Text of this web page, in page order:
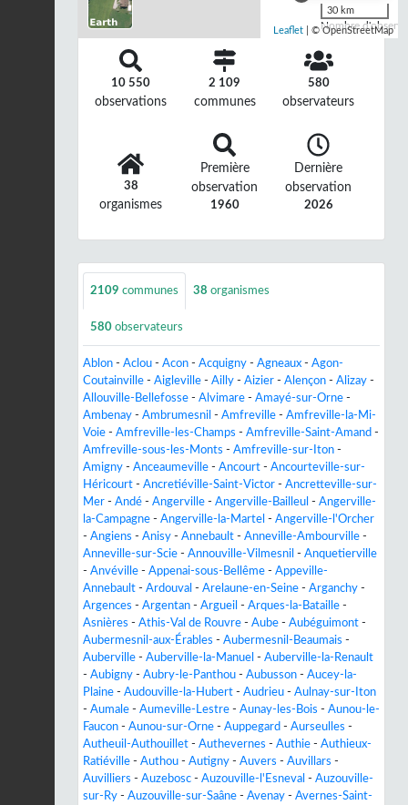
Nombre
30 km
Leaflet | © OpenStreetMap
10 550
observations
2 109
communes
580
observateurs
38
organismes
Première
observation
1960
Dernière
observation
2026
2109 communes 38 organismes
580 observateurs
Ablon - Aclou - Acon - Acquigny - Agneaux - Agon-
Coutainville - Aigleville - Ailly - Aizier - Alençon - Alizay -
Allouville-Bellefosse - Alvimare - Amayé-sur-Orne -
Ambenay - Ambrumesnil - Amfreville - Amfreville-la-Mi-
Voie - Amfreville-les-Champs - Amfreville-Saint-Amand -
Amfreville-sous-les-Monts - Amfreville-sur-Iton -
Amigny - Anceaumeville - Ancourt - Ancourteville-sur-
Héricourt - Ancretiéville-Saint-Victor - Ancretteville-sur-
Mer - Andé - Angerville - Angerville-Bailleul - Angerville-
la-Campagne - Angerville-la-Martel - Angerville-l'Orcher
- Angiens - Anisy - Annebault - Anneville-Ambourville -
Anneville-sur-Scie - Annouville-Vilmesnil - Anquetierville
- Anvéville - Appenai-sous-Bellême - Appeville-
Annebault - Ardouval - Arelaune-en-Seine - Arganchy -
Argences - Argentan - Argueil - Arques-la-Bataille -
Asnières - Athis-Val de Rouvre - Aube - Aubéguimont -
Aubermesnil-aux-Érables - Aubermesnil-Beaumais -
Auberville - Auberville-la-Manuel - Auberville-la-Renault
- Aubigny - Aubry-le-Panthou - Aubusson - Aucey-la-
Plaine - Audouville-la-Hubert - Audrieu - Aulnay-sur-Iton
- Aumale - Aumeville-Lestre - Aunay-les-Bois - Aunou-le-
Faucon - Aunou-sur-Orne - Auppegard - Aurseulles -
Autheuil-Authouillet - Authevernes - Authie - Authieux-
Ratiéville - Authou - Autigny - Auvers - Auvillars -
Auvilliers - Auzebosc - Auzouville-l'Esneval - Auzouville-
sur-Ry - Auzouville-sur-Saâne - Avenay - Avernes-Saint-